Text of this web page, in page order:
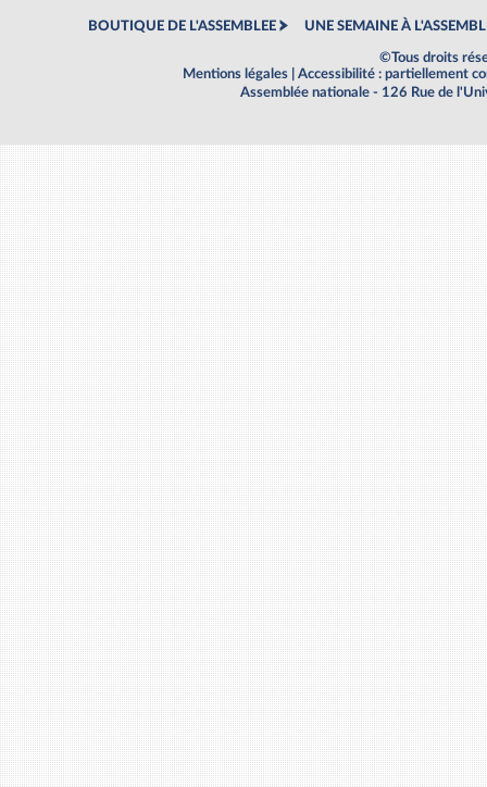
BOUTIQUE DE L'ASSEMBLEE UNE SEMAINE À
©Tous droits
Mentions légales
Accessibilité : partiellement
Assemblée nationale - 126 Rue de